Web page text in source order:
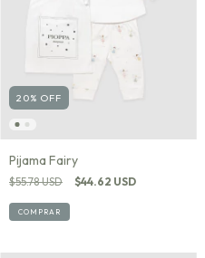
20% OFF
Pijama Fairy
$55.78 USD $44.62 USD
COMPRAR